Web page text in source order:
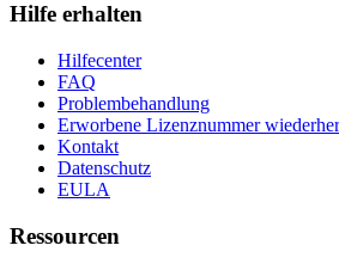
Hilfe erhalten
Hilfecenter
FAQ
Problembehandlung
Erworbene Lizenznummer
Kontakt
Datenschutz
EULA
Ressourcen